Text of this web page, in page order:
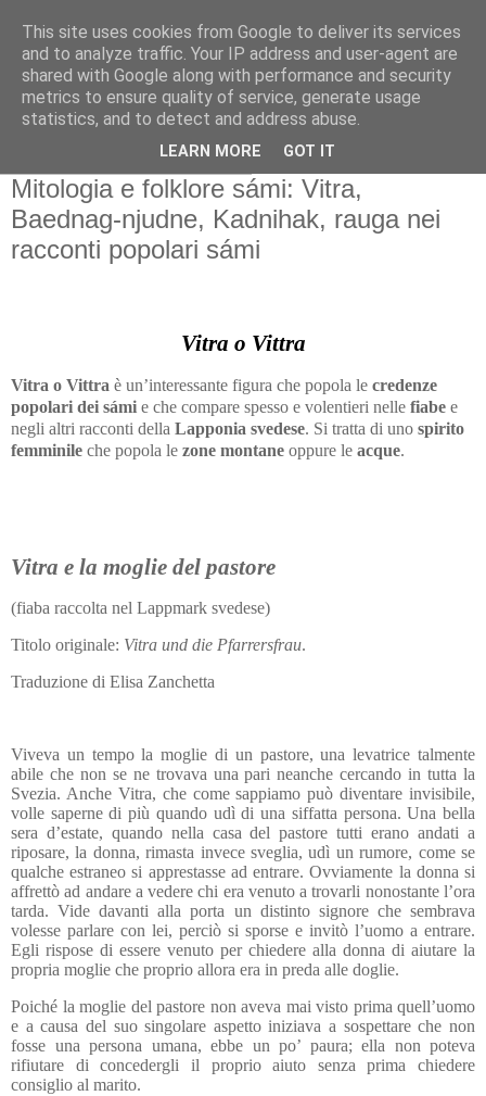
Gangleri - Il blog del
Progetto Bifröst
Mitologia e folklore sámi: Vitra,
Baednag-njudne, Kadnihak, rauga nei
racconti popolari sámi
Vitra o Vittra
Vitra o Vittra è un’interessante figura che popola le credenze
popolari dei sámi e che compare spesso e volentieri nelle fiabe e
negli altri racconti della Lapponia svedese. Si tratta di uno spirito
femminile che popola le zone montane oppure le acque.
Vitra e la moglie del pastore
(fiaba raccolta nel Lappmark svedese)
Titolo originale: Vitra und die Pfarrersfrau.
Traduzione di Elisa Zanchetta
Viveva un tempo la moglie di un pastore, una levatrice talmente
abile che non se ne trovava una pari neanche cercando in tutta la
Svezia. Anche Vitra, che come sappiamo può diventare invisibile,
volle saperne di più quando udì di una siffatta persona. Una bella
sera d’estate, quando nella casa del pastore tutti erano andati a
riposare, la donna, rimasta invece sveglia, udì un rumore, come se
qualche estraneo si apprestasse ad entrare. Ovviamente la donna si
affrettò ad andare a vedere chi era venuto a trovarli nonostante l’ora
tarda. Vide davanti alla porta un distinto signore che sembrava
volesse parlare con lei, perciò si sporse e invitò l’uomo a entrare.
Egli rispose di essere venuto per chiedere alla donna di aiutare la
propria moglie che proprio allora era in preda alle doglie.
Poiché la moglie del pastore non aveva mai visto prima quell’uomo
e a causa del suo singolare aspetto iniziava a sospettare che non
fosse una persona umana, ebbe un po’ paura; ella non poteva
rifiutare di concedergli il proprio aiuto senza prima chiedere
consiglio al marito.
This site uses cookies from Google to deliver its services
and to analyze traffic. Your IP address and user-agent are
shared with Google along with performance and security
metrics to ensure quality of service, generate usage
statistics, and to detect and address abuse.
LEARN MORE GOT IT